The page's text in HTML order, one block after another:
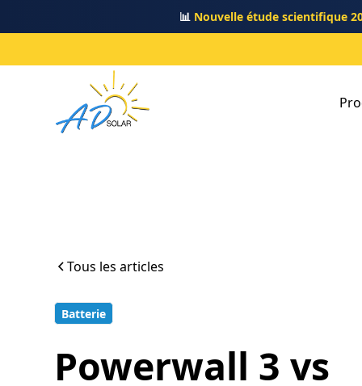
📊 Nouvelle étude scientifique
Tous les articles
Batterie
Powerwall 3 vs